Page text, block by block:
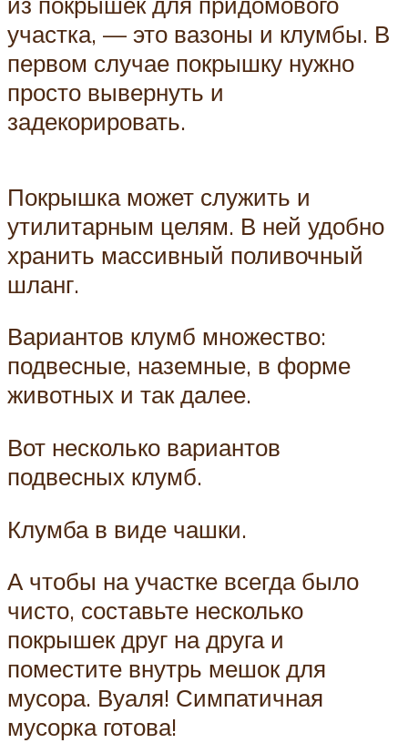
участка, — это вазоны и клумбы. В
первом случае покрышку нужно
просто вывернуть и
задекорировать.
Покрышка может служить и
утилитарным целям. В ней удобно
хранить массивный поливочный
шланг.
Вариантов клумб множество:
подвесные, наземные, в форме
животных и так далее.
Вот несколько вариантов
подвесных клумб.
Клумба в виде чашки.
А чтобы на участке всегда было
чисто, составьте несколько
покрышек друг на друга и
поместите внутрь мешок для
мусора. Вуаля! Симпатичная
мусорка готова!